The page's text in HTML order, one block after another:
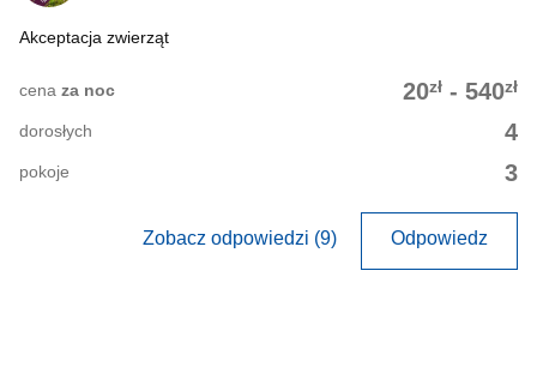
Akceptacja zwierząt
20zł - 540zł
cena za noc
4
dorosłych
3
pokoje
Zobacz odpowiedzi (9) Odpowiedz